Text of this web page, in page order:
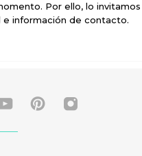
Por ello, lo invitamos
e información de contacto.